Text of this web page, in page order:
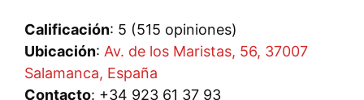
Calificación: 5 (515 opiniones)
Ubicación: Av. de los Maristas, 56, 37007
Salamanca, España
Contacto: +34 923 61 37 93